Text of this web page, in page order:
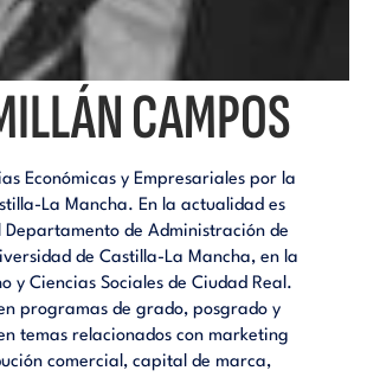
CAMPOS
Económicas y Empresariales por la
La Mancha. En la actualidad es
Departamento de Administración de
de Castilla-La Mancha, en la
y Ciencias Sociales de Ciudad Real.
programas de grado, posgrado y
temas relacionados con marketing
comercial, capital de marca,